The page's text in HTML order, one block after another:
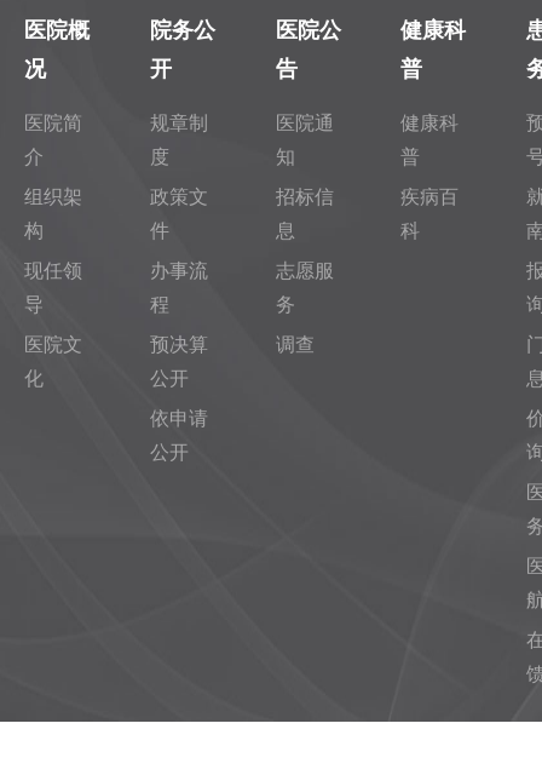
医院概
况
医院简
介
组织架
构
现任领
导
医院文
化
院务公
开
规章制
度
政策文
件
办事流
程
预决算
公开
依申请
公开
医院公
告
医院通
知
招标信
息
志愿服
务
调查
健康科
普
健康科
普
疾病百
科